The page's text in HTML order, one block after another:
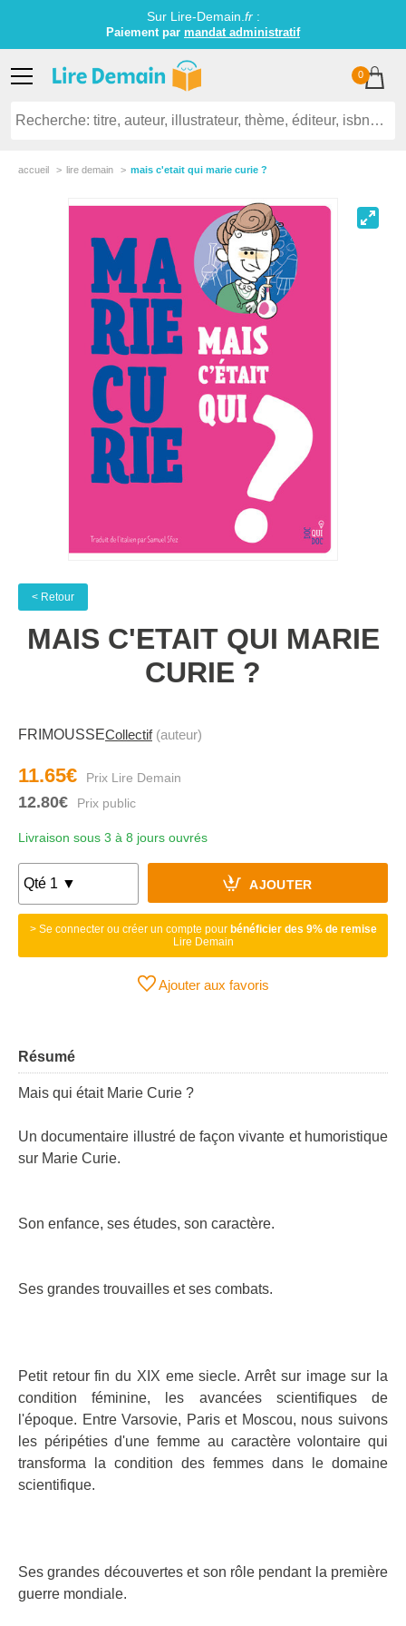
Sur Lire-Demain. fr:
Paiement par mandat administratif
0
accueil lire demain mais c'etait qui marie curie ?
< Retour
MAIS C'ETAIT QUI MARIE
CURIE ?
FRIMOUSSECollectif(auteur)
11.65€
12.80€
Livraison sous 3 à 8 jours ouvrés
AJOUTER
> Se connecter ou créer un compte pour bénéficier des 9% de remise
Lire Demain
Ajouter aux favoris
Résumé
Mais qui était Marie Curie ?
Un documentaire illustré de façon vivante et humoristique
sur Marie Curie.
Son enfance, ses études, son caractère.
Ses grandes trouvailles et ses combats.
Petit retour fin du XIX eme siecle. Arrêt sur image sur la
condition féminine, les avancées scientifiques de
l'époque. Entre Varsovie, Paris et Moscou, nous suivons
les péripéties d'une femme au caractère volontaire qui
transforma la condition des femmes dans le domaine
scientifique.
Ses grandes découvertes et son rôle pendant la première
guerre mondiale.